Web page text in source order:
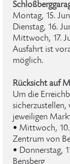
Montag, 15.
Dienstag, 16.
Mittwoch, 17.
Ausfahrt ist
möglich.
Rücksicht auf
Um die
sicherzustellen,
jeweiligen
• Mittwoch,
Zentrum von
• Donnerstag,
Bensberg